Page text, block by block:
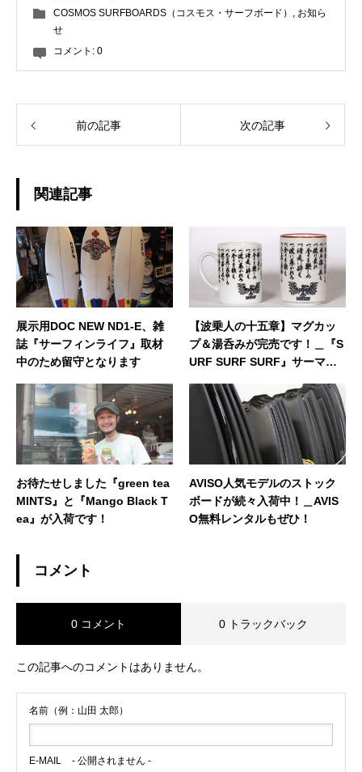
COSMOS SURFBOARDS（コスモス・サーフボード） , お知ら
せ
コメント: 0
前の記事 次の記事
関連記事
展示用DOC NEW ND1-E、雑
誌『サーフィンライフ』取材
中のため留守となります
【波乗人の十五章】マグカッ
プ＆湯呑みが完売です！＿『S
URF SURF SURF』サーマル
が終了です。
お待たせしました『green tea
MINTS』と『Mango Black T
ea』が入荷です！
AVISO人気モデルのストック
ボードが続々入荷中！＿AVIS
O無料レンタルもぜひ！
コメント
0 コメント 0 トラックバック
この記事へのコメントはありません。
名前（例：山田 太郎）
E-MAIL - 公開されません -